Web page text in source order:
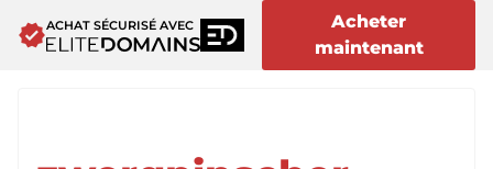
verifiedACHAT SÉCURISÉ AVEC
Acheter
maintenant